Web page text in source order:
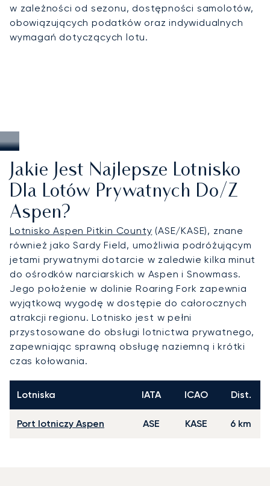
w zależności od sezonu, dostępności samolotów,
obowiązujących podatków oraz indywidualnych
wymagań dotyczących lotu.
Jakie Jest Najlepsze Lotnisko
Dla Lotów Prywatnych Do/z
Aspen?
Lotnisko Aspen Pitkin County (ASE/KASE), znane
również jako Sardy Field, umożliwia podróżującym
jetami prywatnymi dotarcie w zaledwie kilka minut
do ośrodków narciarskich w Aspen i Snowmass.
Jego położenie w dolinie Roaring Fork zapewnia
wyjątkową wygodę w dostępie do całorocznych
atrakcji regionu. Lotnisko jest w pełni
przystosowane do obsługi lotnictwa prywatnego,
zapewniając sprawną obsługę naziemną i krótki
czas kołowania.
Lotniska IATA ICAO Dist.
Port lotniczy Aspen ASE KASE 6 km